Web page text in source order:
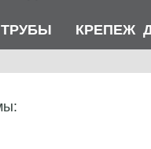
ТРУБЫ КРЕПЕЖ